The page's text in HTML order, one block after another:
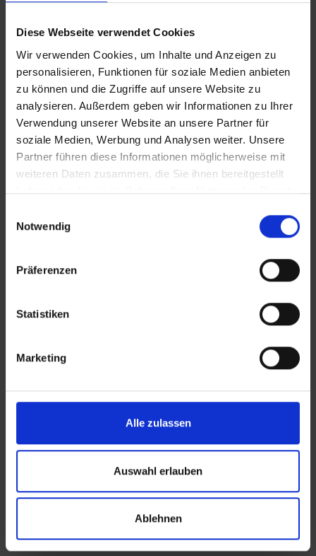
Diese Webseite verwendet Cookies
Wir verwenden Cookies, um Inhalte und Anzeigen zu
personalisieren, Funktionen für soziale Medien anbieten
zu können und die Zugriffe auf unsere Website zu
analysieren. Außerdem geben wir Informationen zu Ihrer
Verwendung unserer Website an unsere Partner für
soziale Medien, Werbung und Analysen weiter. Unsere
Partner führen diese Informationen möglicherweise mit
weiteren Daten zusammen, die Sie ihnen bereitgestellt
haben oder die sie im Rahmen Ihrer Nutzung der Dienste
Notwendig
Präferenzen
Statistiken
Marketing
Alle zulassen
Auswahl erlauben
Ablehnen
AUSZEICHNUNGEN
86159 Augsburg
Tel.: 0821 66097111
info@mli24.de
PROFIL